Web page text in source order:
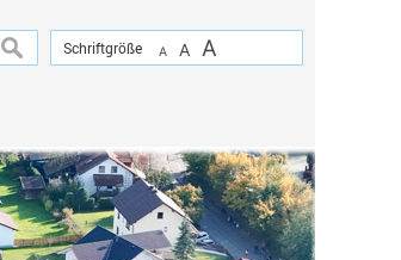
Schriftgröße A A A
suchen